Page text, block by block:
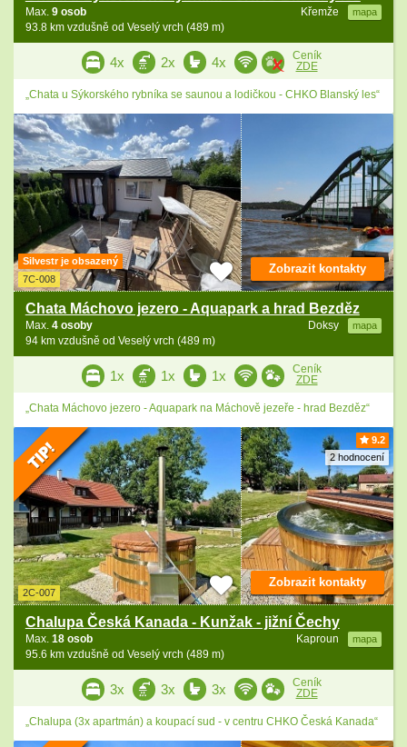
Křemže mapa
Max. 9 osob
93.8 km vzdušně od Veselý vrch (489 m)
4x 2x 4x
Ceník
ZDE
„Chata u Sýkorského rybníka se saunou a lodičkou - CHKO Blanský les“
Silvestr je obsazený
7C-008
Chata Máchovo jezero - Aquapark a hrad Bezděz
Doksy mapa
Max. 4 osoby
94 km vzdušně od Veselý vrch (489 m)
Zobrazit kontakty
1x 1x 1x
Ceník
ZDE
„Chata Máchovo jezero - Aquapark na Máchově jezeře - hrad Bezděz“
9.2
2 hodnocení
2C-007
Chalupa Česká Kanada - Kunžak - jižní Čechy
Kaproun mapa
Max. 18 osob
95.6 km vzdušně od Veselý vrch (489 m)
Zobrazit kontakty
3x 3x 3x
Ceník
ZDE
„Chalupa (3x apartmán) a koupací sud - v centru CHKO Česká Kanada“